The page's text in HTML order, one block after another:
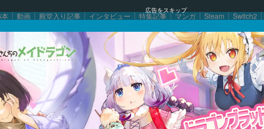
広告をスキップ
動画 殿堂入り記事 インタビュー 特集記事 マンガ Steam Switch2